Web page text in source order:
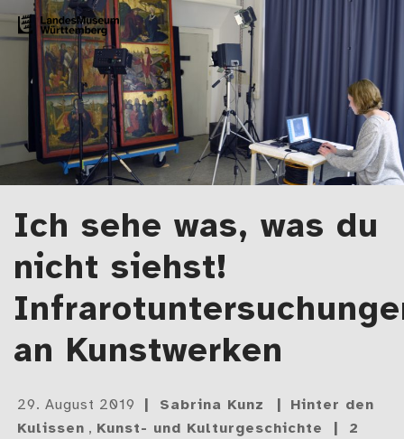
Zum Artikel springen LMW-Blog
Der Blog des Landesmuseums Württemberg
Ich sehe was, was du
nicht siehst!
an Kunstwerken
Gepostet
am
29. August 2019 Sabrina Kunz
Hinter den
Kulissen , Kunst- und Kulturgeschichte
2